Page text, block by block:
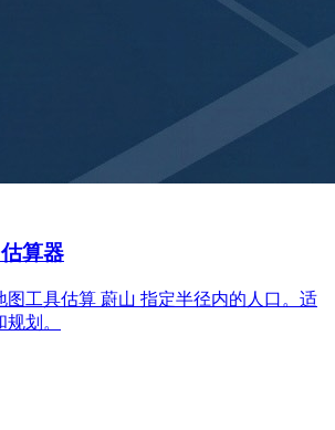
算器
图工具估算 蔚山 指定半径内的人口。适
划。